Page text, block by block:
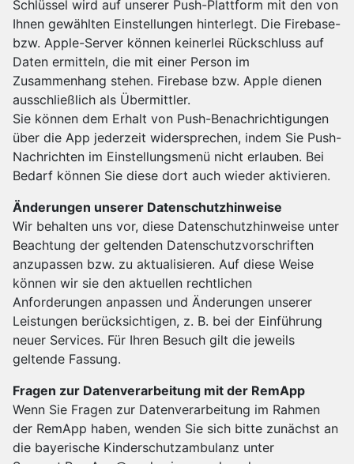
Schlüssel wird auf unserer Push-Plattform mit den von
Ihnen gewählten Einstellungen hinterlegt. Die Firebase-
bzw. Apple-Server können keinerlei Rückschluss auf
Daten ermitteln, die mit einer Person im
Zusammenhang stehen. Firebase bzw. Apple dienen
ausschließlich als Übermittler.
Sie können dem Erhalt von Push-Benachrichtigungen
über die App jederzeit widersprechen, indem Sie Push-
Nachrichten im Einstellungsmenü nicht erlauben. Bei
Bedarf können Sie diese dort auch wieder aktivieren.
Änderungen unserer Datenschutzhinweise
Wir behalten uns vor, diese Datenschutzhinweise unter
Beachtung der geltenden Datenschutzvorschriften
anzupassen bzw. zu aktualisieren. Auf diese Weise
können wir sie den aktuellen rechtlichen
Anforderungen anpassen und Änderungen unserer
Leistungen berücksichtigen, z. B. bei der Einführung
neuer Services. Für Ihren Besuch gilt die jeweils
geltende Fassung.
Fragen zur Datenverarbeitung mit der RemApp
Wenn Sie Fragen zur Datenverarbeitung im Rahmen
der RemApp haben, wenden Sie sich bitte zunächst an
die bayerische Kinderschutzambulanz unter